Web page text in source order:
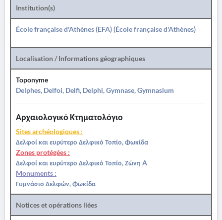
Institution(s)
École française d'Athènes (EFA) (École française d'Athènes)
Localisation / Informations géographiques
Toponyme
Delphes, Delfoi, Delfi, Delphi, Gymnase, Gymnasium
Αρχαιολογικό Κτηματολόγιο
Sites archéologiques :
Δελφοί και ευρύτερο Δελφικό Τοπίο, Φωκίδα
Zones protégées :
Δελφοί και ευρύτερο Δελφικό Τοπίο, Ζώνη A
Monuments :
Γυμνάσιο Δελφών, Φωκίδα
Notices et opérations liées